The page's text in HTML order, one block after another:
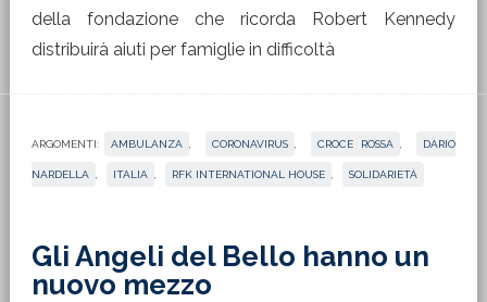
della fondazione che ricorda Robert Kennedy
distribuirà aiuti per famiglie in difficoltà
ARGOMENTI: AMBULANZA CORONAVIRUS CROCE ROSSA DARIO
NARDELLA ITALIA RFK INTERNATIONAL HOUSE SOLIDARIETÀ
Gli Angeli del Bello hanno un
nuovo mezzo